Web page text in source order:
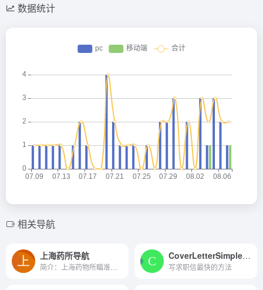
数据统计
相关导航
上海药所导航 CoverLetterSimple.ai
写求职信最快的方法